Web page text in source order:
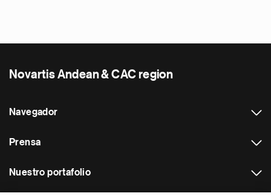
Novartis Andean & CAC region
Navegador
Prensa
Nuestro portafolio